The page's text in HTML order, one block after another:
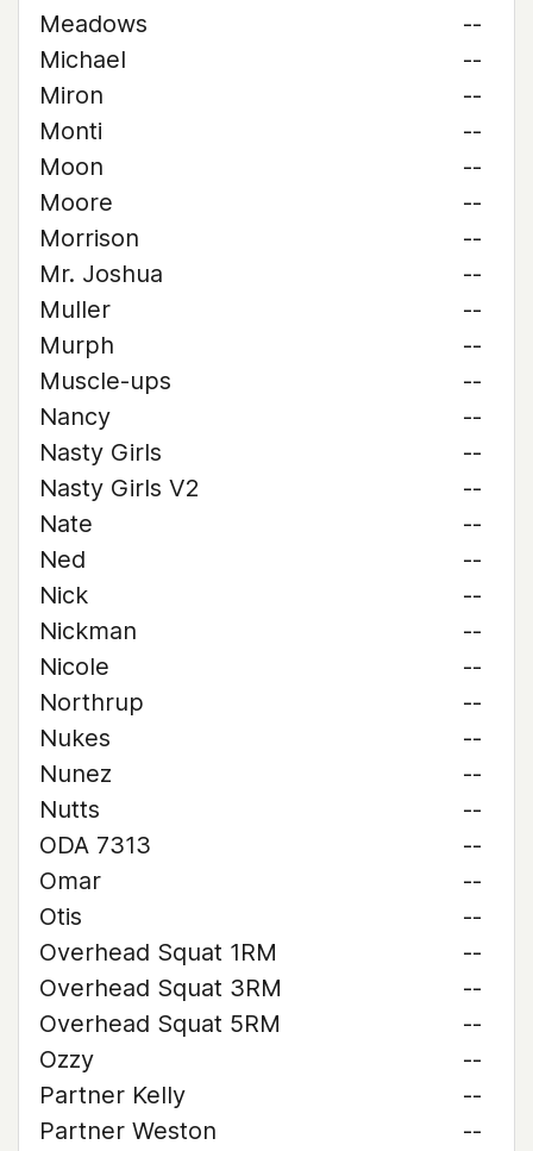
Meadows
--
Michael
--
Miron
--
Monti
--
Moon
--
Moore
--
Morrison
--
Mr. Joshua
--
Muller
--
Murph
--
Muscle-ups
--
Nancy
--
Nasty Girls
--
Nasty Girls V2
--
Nate
--
Ned
--
Nick
--
Nickman
--
Nicole
--
Northrup
--
Nukes
--
Nunez
--
Nutts
--
ODA 7313
--
Omar
--
Otis
--
Overhead Squat 1RM
--
Overhead Squat 3RM
--
Overhead Squat 5RM
--
Ozzy
--
Partner Kelly
--
Partner Weston
--